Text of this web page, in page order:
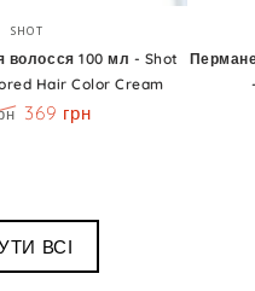
Бренд:
SHOT
100 мл - Shot
Hair Color Cream
369 грн
крем-
ВСІ